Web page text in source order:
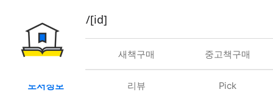
book/rent/[id]
대여 새책구매 중고책구매
도서정보 리뷰 Pick